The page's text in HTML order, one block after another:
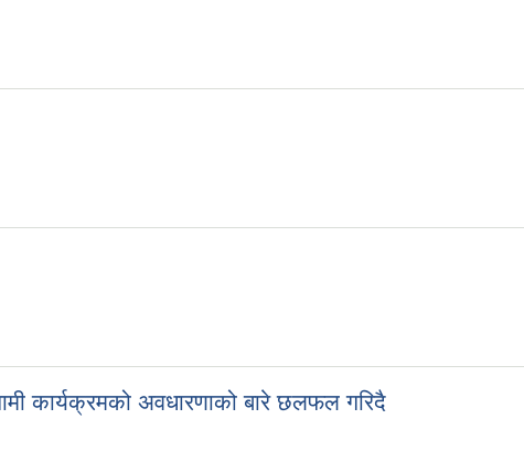
कार्यक्रमको अवधारणाको बारे छलफल गरिदै